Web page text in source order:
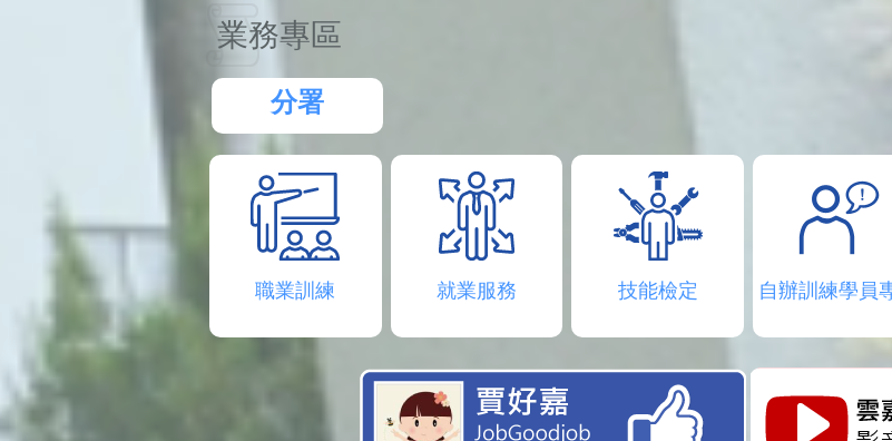
業務專區
分署
職業訓練 就業服務 技能檢定 自辦訓練學員